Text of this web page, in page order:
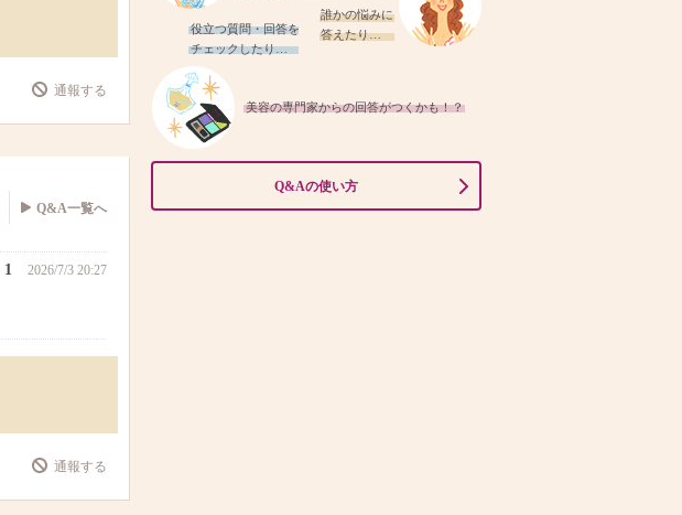
通報する
Q&A一覧へ
1 2026/7/3 20:27
通報する
誰かの悩みに
答えたり…
役立つ質問・回答を
チェックしたり…
美容の専門家からの回答がつくかも！？
Q&Aの使い方